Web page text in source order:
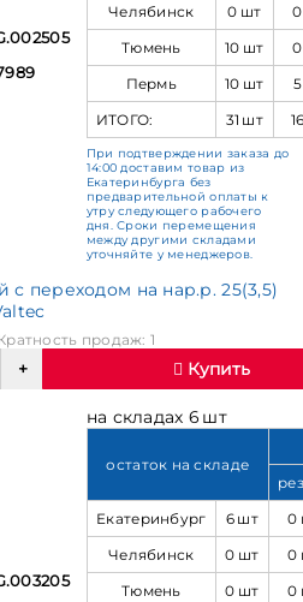
Челябинск
0 шт
Тюмень
10 шт
Пермь
10 шт
ИТОГО:
31 шт
При подтверждении заказа до
14:00 доставим товар из
Екатеринбурга без
предварительной оплаты к
утру следующего рабочего
дня. Сроки перемещения
между другими складами
уточняйте у менеджеров.
переходом на нар.р. 25(3,5)
продаж: 1
Купить
на складах 6 шт
остаток на складе
Екатеринбург
6 шт
0
Челябинск
0 шт
0
Тюмень
0 шт
0